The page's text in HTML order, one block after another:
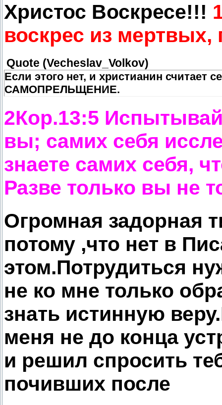
Христос Воскресе!!!
воскрес из
Quote (Vecheslav_Volkov)
Если этого нет, и христианин считает
САМОПРЕЛЬЩЕНИЕ.
2Кор.13:5
вы; самих себя
знаете самих себя,
Разве только вы не
Огромная задорная
потому ,что нет в
этом.Потрудиться
не ко мне только
знать истинную
меня не до конца
и решил спросить
почивших после